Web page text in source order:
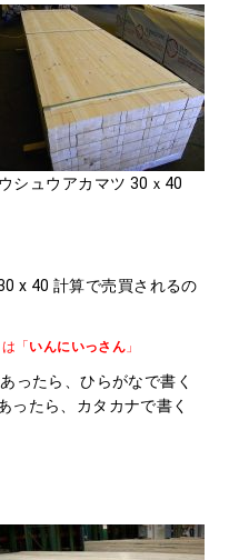
シュウアカマツ 30ｘ40
x 40 計算で売買されるの
「 いんにいっさん 」
ったら、ひらがなで書く
ったら、カタカナで書く